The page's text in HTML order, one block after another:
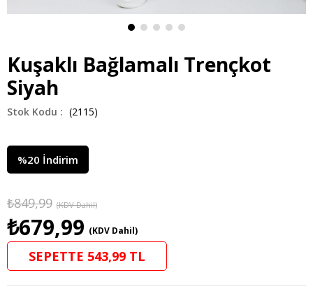
Kuşaklı Bağlamalı Trençkot
Siyah
(2115)
%20 İndirim
₺849,99 (KDV Dahil)
₺679,99 (KDV Dahil)
SEPETTE 543,99 TL